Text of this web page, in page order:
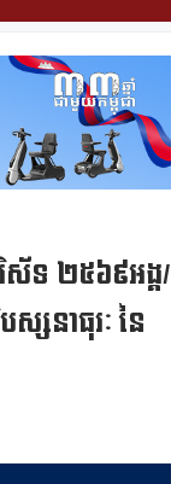
ស័ទ ២៥៦៩អង្គ/
ស្សនាធុរៈ នៃ